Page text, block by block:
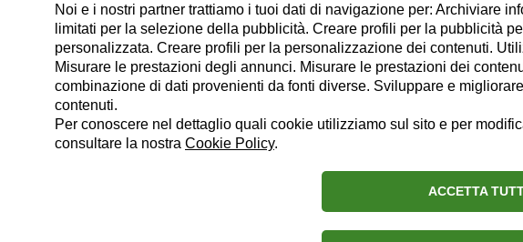
Noi e i nostri partner trattiamo i tuoi dati di navigazione per: Archiviare
limitati per la selezione della pubblicità. Creare profili per la pubblicità
personalizzata. Creare profili per la personalizzazione dei contenuti.
Misurare le prestazioni degli annunci. Misurare le prestazioni dei
combinazione di dati provenienti da fonti diverse. Sviluppare e
contenuti.
Per conoscere nel dettaglio quali cookie utilizziamo sul sito e per
consultare la nostra Cookie Policy.
ACCETTA